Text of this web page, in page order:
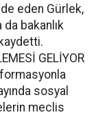
eden Gürlek,
bakanlık
GELİYOR
sosyal
meclis